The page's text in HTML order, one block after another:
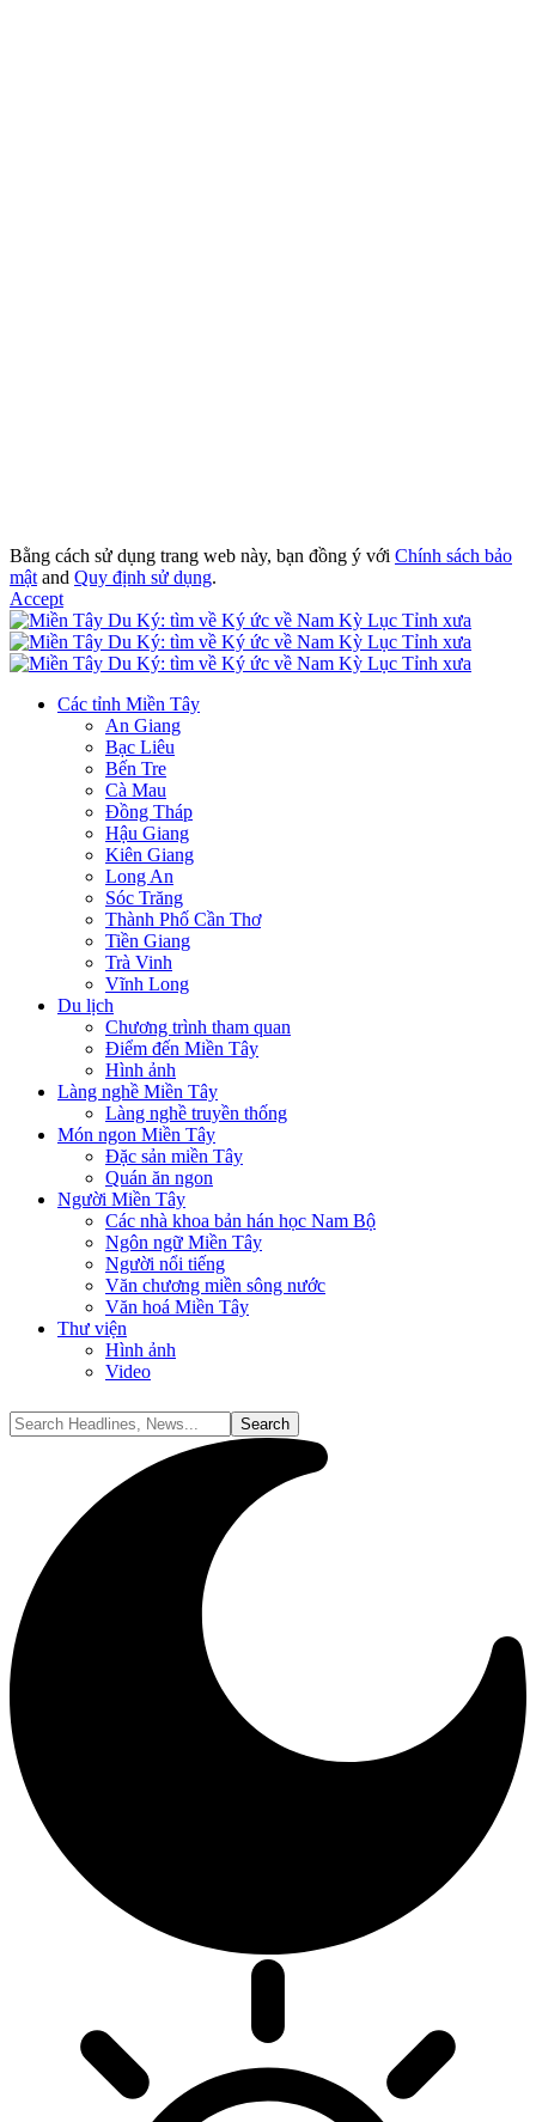
Bằng cách sử dụng trang web này, bạn đồng ý với Chính sách bảo
mật and Quy định sử dụng.
Accept
Các tỉnh Miền Tây
An Giang
Bạc Liêu
Bến Tre
Cà Mau
Đồng Tháp
Hậu Giang
Kiên Giang
Long An
Sóc Trăng
Thành Phố Cần Thơ
Tiền Giang
Trà Vinh
Vĩnh Long
Du lịch
Chương trình tham quan
Điểm đến Miền Tây
Hình ảnh
Làng nghề Miền Tây
Làng nghề truyền thống
Món ngon Miền Tây
Đặc sản miền Tây
Quán ăn ngon
Người Miền Tây
Các nhà khoa bản hán học Nam Bộ
Ngôn ngữ Miền Tây
Người nổi tiếng
Văn chương miền sông nước
Văn hoá Miền Tây
Thư viện
Hình ảnh
Video